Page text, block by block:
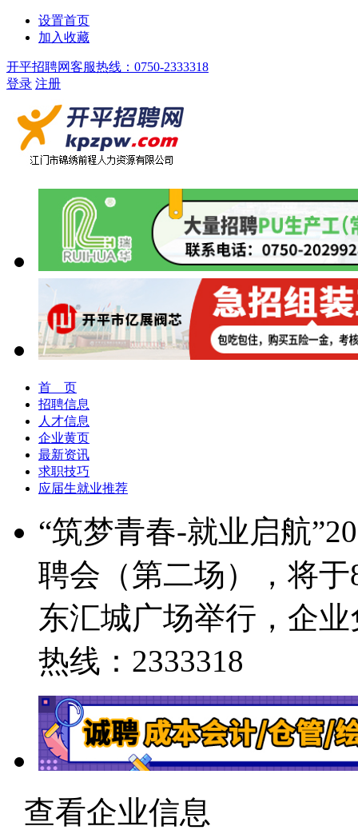
设置首页
加入收藏
开平招聘网客服热线：0750-2333318
登录 注册
首 页
招聘信息
人才信息
企业黄页
最新资讯
求职技巧
应届生就业推荐
“筑梦青春-就业启航
聘会（第二场），将
东汇城广场举行，企
热线：2333318
查看企业信息